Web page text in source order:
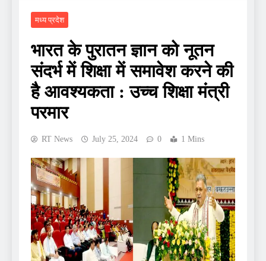
मध्य प्रदेश
भारत के पुरातन ज्ञान को नूतन
संदर्भ में शिक्षा में समावेश करने की
है आवश्यकता : उच्च शिक्षा मंत्री
परमार
RT News July 25, 2024 0 1 Mins